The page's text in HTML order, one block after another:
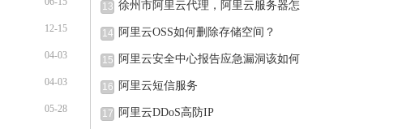
12-15
04-03
04-03
05-28
13 徐州市阿里云代理，阿里云服务器怎
14 阿里云OSS如何删除存储空间？
15 阿里云安全中心报告应急漏洞该如何
16 阿里云短信服务
17 阿里云DDoS高防IP